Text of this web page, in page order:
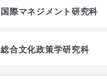
国際マネジメント研究科
総合文化政策学研究科